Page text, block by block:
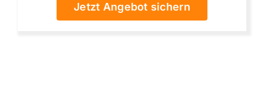
Jetzt Angebot sichern